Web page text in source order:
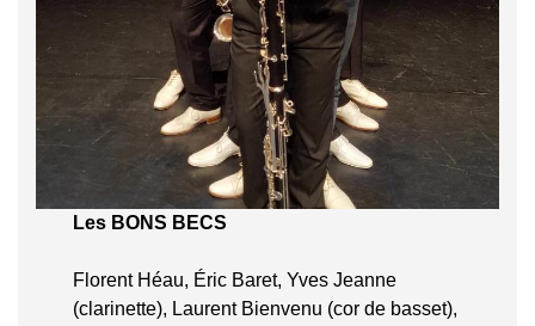
Les BONS BECS
Florent Héau, Éric Baret, Yves Jeanne
(clarinette), Laurent Bienvenu (cor de basset),